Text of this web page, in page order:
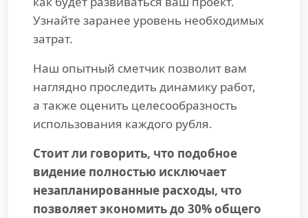
Узнайте заранее уровень необходимых
затрат.
Наш опытный сметчик позволит вам
наглядно проследить динамику работ,
а также оценить целесообразность
использования каждого рубля.
Стоит ли говорить, что подобное
видение полностью исключает
незапланированные расходы, что
позволяет экономить до 30% общего